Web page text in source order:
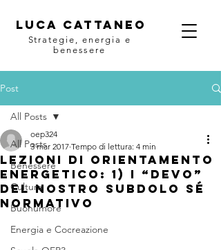
Luca Cattaneo
Strategie, energia e
benessere
Post
All Posts
Benessere
Cultura
Buonumore
Energia e Cocreazione
All Posts
Lezioni di orientamento
energetico: 1) I “devo”
del nostro subdolo Sé
Normativo
oep324
3 mar 2017 Tempo di lettura: 4 min